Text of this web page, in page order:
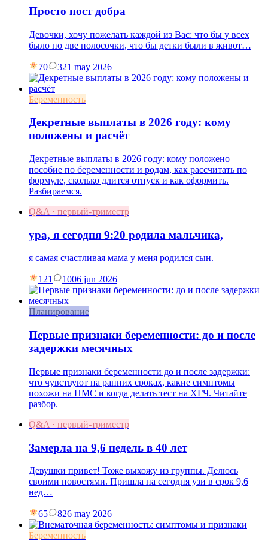
Просто пост добра
Девочки, хочу пожелать каждой из Вас: что бы у всех
было по две полосочки, что бы детки были в живот…
70 321 may 2026
Беременность
Декретные выплаты в 2026 году: кому
положены и расчёт
Декретные выплаты в 2026 году: кому положено
пособие по беременности и родам, как рассчитать по
формуле, сколько длится отпуск и как оформить.
Разбираемся.
Q&A · первый-триместр
ура, я сегодня 9:20 родила мальчика,
я самая счастливая мама у меня родился сын.
121 1006 jun 2026
Планирование
Первые признаки беременности: до и после
задержки месячных
Первые признаки беременности до и после задержки:
что чувствуют на ранних сроках, какие симптомы
похожи на ПМС и когда делать тест на ХГЧ. Читайте
разбор.
Q&A · первый-триместр
Замерла на 9,6 недель в 40 лет
Девушки привет! Тоже выхожу из группы. Делюсь
своими новостями. Пришла на сегодня узи в срок 9,6
нед…
65 826 may 2026
Беременность